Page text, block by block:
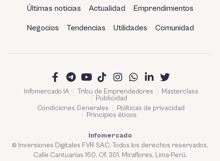
Últimas noticias Actualidad Emprendimientos
Negocios Tendencias Utilidades Comunidad
Infomercado IA Tribu de Emprendedores
Masterclass
Publicidad
Condiciones Generales
Políticas de privacidad
Principios éticos
Infomercado
© Inversiones Digitales FVR SAC. Todos los derechos reservados.
Calle Cantuarias 160. Of. 301. Miraflores, Lima-Perú.